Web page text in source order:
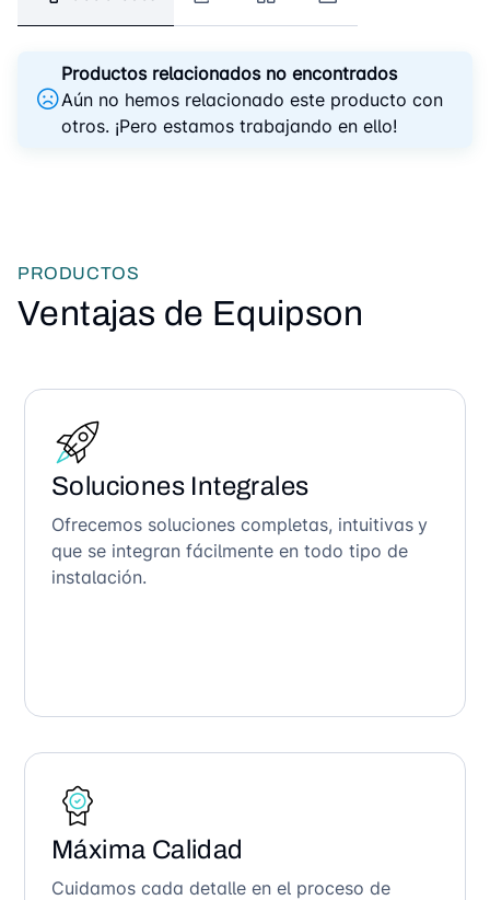
Productos relacionados no encontrados
Aún no hemos relacionado este producto con
otros. ¡Pero estamos trabajando en ello!
PRODUCTOS
Ventajas de Equipson
Soluciones Integrales
Ofrecemos soluciones completas, intuitivas y
que se integran fácilmente en todo tipo de
instalación.
Máxima Calidad
Cuidamos cada detalle en el proceso de